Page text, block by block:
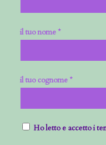
il tuo nome *
il tuo cognome *
Ho letto e accetto i